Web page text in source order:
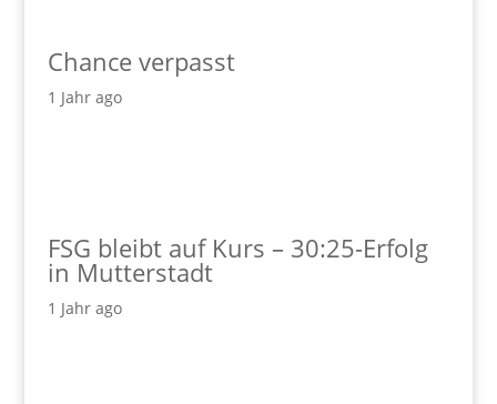
Chance verpasst
1 Jahr ago
FSG bleibt auf Kurs – 30:25-Erfolg
in Mutterstadt
1 Jahr ago